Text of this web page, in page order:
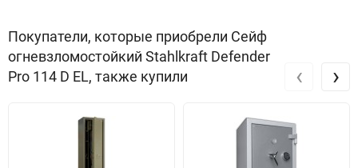
Покупатели, которые приобрели Сейф
огневзломостойкий Stahlkraft Defender
Pro 114 D EL, также купили
‹ ›